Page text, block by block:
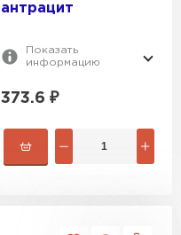
антрацит
Показать
информацию
373.6 ₽